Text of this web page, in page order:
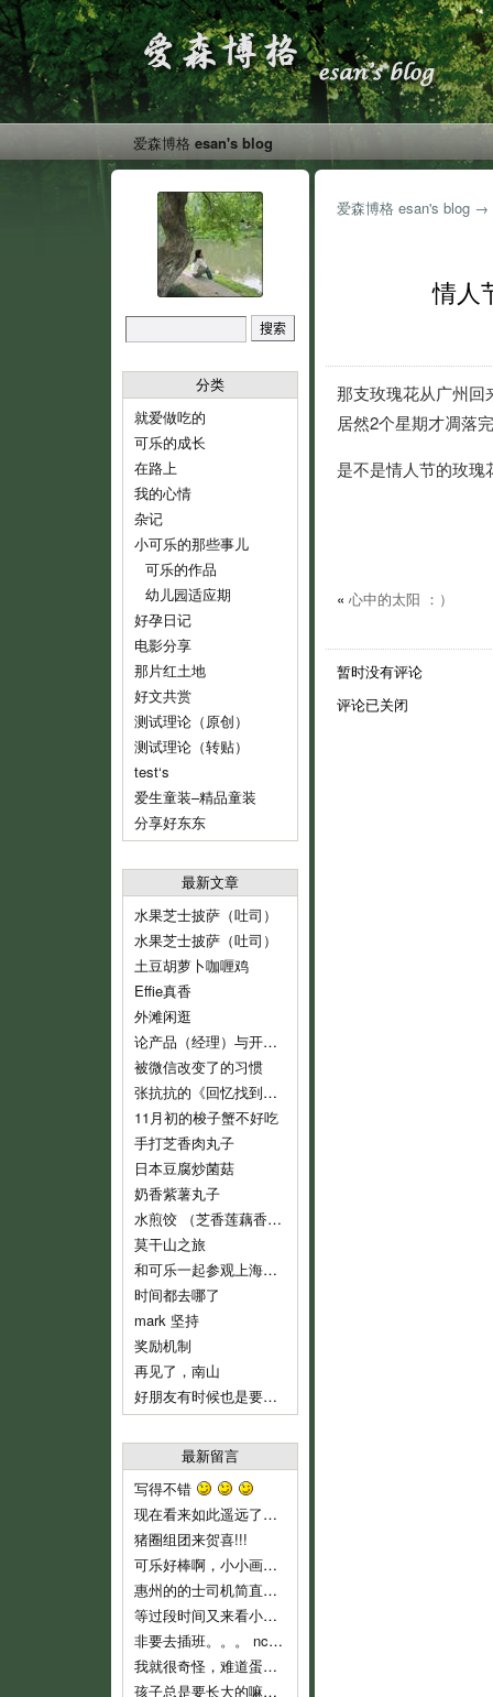
爱森博格 esan's blog
分类
就爱做吃的
可乐的成长
在路上
我的心情
杂记
小可乐的那些事儿
可乐的作品
幼儿园适应期
好孕日记
电影分享
那片红土地
好文共赏
测试理论（原创）
测试理论（转贴）
test‘s
爱生童装–精品童装
分享好东东
最新文章
水果芝士披萨（吐司）
水果芝士披萨（吐司）
土豆胡萝卜咖喱鸡
Effie真香
外滩闲逛
论产品（经理）与开发（经理）的话语权
被微信改变了的习惯
张抗抗的《回忆找到了我》
11月初的梭子蟹不好吃
手打芝香肉丸子
日本豆腐炒菌菇
奶香紫薯丸子
水煎饺 （芝香莲藕香菇肉饺）
莫干山之旅
和可乐一起参观上海鲁迅纪念馆
时间都去哪了
mark 坚持
奖励机制
再见了，南山
好朋友有时候也是要分开的
最新留言
写得不错
现在看来如此遥远了……
猪圈组团来贺喜!!!
可乐好棒啊，小小画家！
惠州的的士司机简直就是人渣...服务态度不好..个人素质差..喜欢兜远路,花钱做他们的的士..他们反而是老大,还说争创文明城市,有
等过段时间又来看小可乐
非要去插班。。。 nc，nc，新时代的蛋痛。
我就很奇怪，难道蛋教主和教主夫人小时候没有去过幼儿园么？难倒不记得当时自己的心情吗？ 自从蛋教主一开始说通过洗脑，可以让小孩
孩子总是要长大的嘛，3岁上幼儿园也不算早吧，我们从来不乱给药给可乐吃的，就是发烧不高，我们也都是坚持监督喝水降温而已。长河叔叔，太
爱森博格 esan's blog →
情人
那支玫瑰花从广州回
居然2个星期才凋落
是不是情人节的玫
« 心中的太阳 ：）
暂时没有评论
评论已关闭